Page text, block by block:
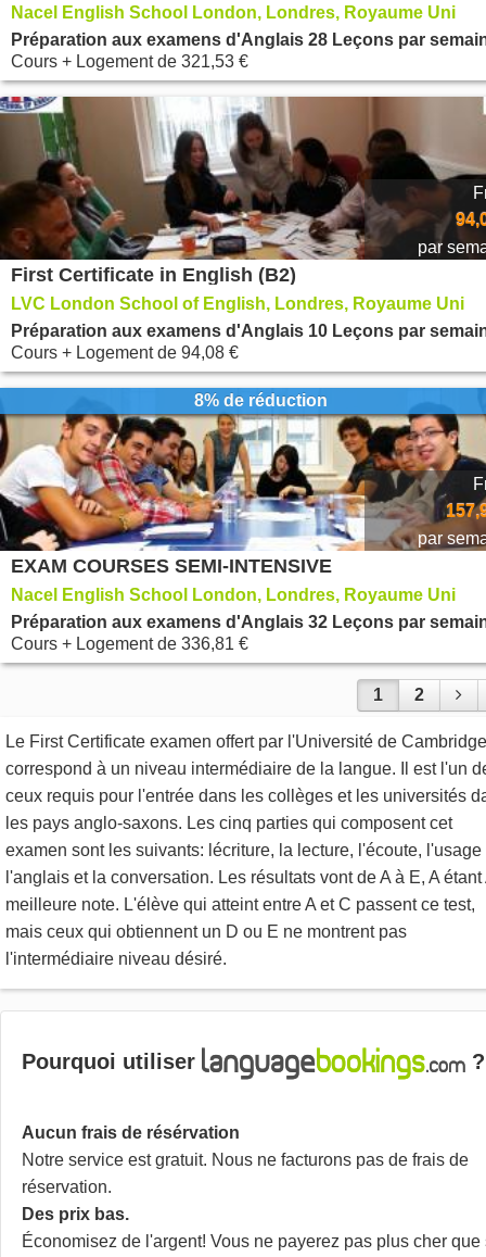
Nacel English School London, Londres, Royaume Uni
Préparation aux examens d'Anglais 28 Leçons par
Cours + Logementde 321,53 €
par
First Certificate in English (B2)
LVC London School of English, Londres, Royaume Uni
Préparation aux examens d'Anglais 10 Leçons par
Cours + Logementde 94,08 €
8% de réduction
par
EXAM COURSES SEMI-INTENSIVE
Nacel English School London, Londres, Royaume Uni
Préparation aux examens d'Anglais 32 Leçons par
Cours + Logementde 336,81 €
1 2
Le First Certificate examen offert par l'Université de Cambridge
correspond à un niveau intermédiaire de la langue. Il est l'un
ceux requis pour l'entrée dans les collèges et les universités
les pays anglo-saxons. Les cinq parties qui composent cet
examen sont les suivants: lécriture, la lecture, l'écoute, l'usage
l'anglais et la conversation. Les résultats vont de A à E, A étant
meilleure note. L'élève qui atteint entre A et C passent ce test,
mais ceux qui obtiennent un D ou E ne montrent pas
l'intermédiaire niveau désiré.
Pourquoi utiliser ?
Aucun frais de résérvation
Notre service est gratuit. Nous ne facturons pas de frais de
réservation.
Des prix bas.
Économisez de l'argent! Vous ne payerez pas plus cher que